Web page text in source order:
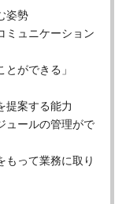
姿勢
ミュニケーション
ができる」
提案する能力
ュールの管理がで
もって業務に取り